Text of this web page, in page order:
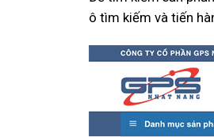
ô tìm kiếm và tiến